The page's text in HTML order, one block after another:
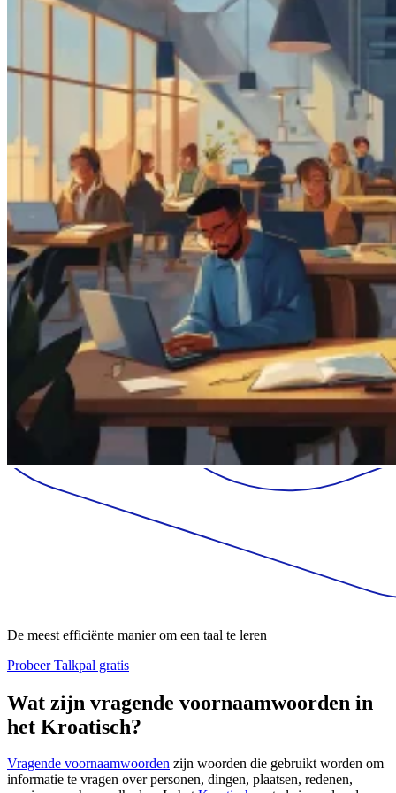
De meest efficiënte manier om een taal te leren
Probeer Talkpal gratis
Wat zijn vragende voornaamwoorden in
het Kroatisch?
Vragende voornaamwoorden zijn woorden die gebruikt worden om
informatie te vragen over personen, dingen, plaatsen, redenen,